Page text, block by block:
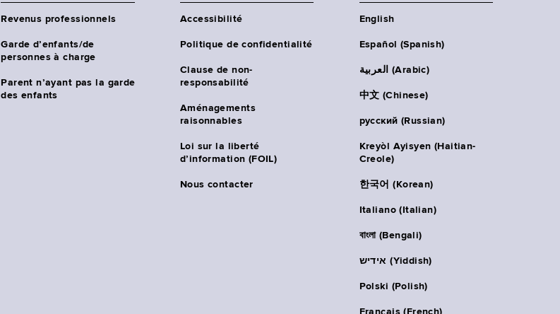
Revenus professionnels
Garde d’enfants/de
personnes à charge
Parent n’ayant pas la garde
des enfants
Accessibilité
Politique de confidentialité
Clause de non-
responsabilité
Aménagements
raisonnables
Loi sur la liberté
d’information (FOIL)
Nous contacter
English
Español (Spanish)
العربية (Arabic)
中文 (Chinese)
русский (Russian)
Kreyòl Ayisyen (Haitian-
Creole)
한국어 (Korean)
Italiano (Italian)
বাংলা (Bengali)
אידיש (Yiddish)
Polski (Polish)
Français (French)